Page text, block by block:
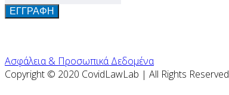
ΕΓΓΡΑΦΗ
Ασφάλεια & Προσωπικά Δεδομένα
Copyright © 2020 CovidLawLab | All Rights Reserved